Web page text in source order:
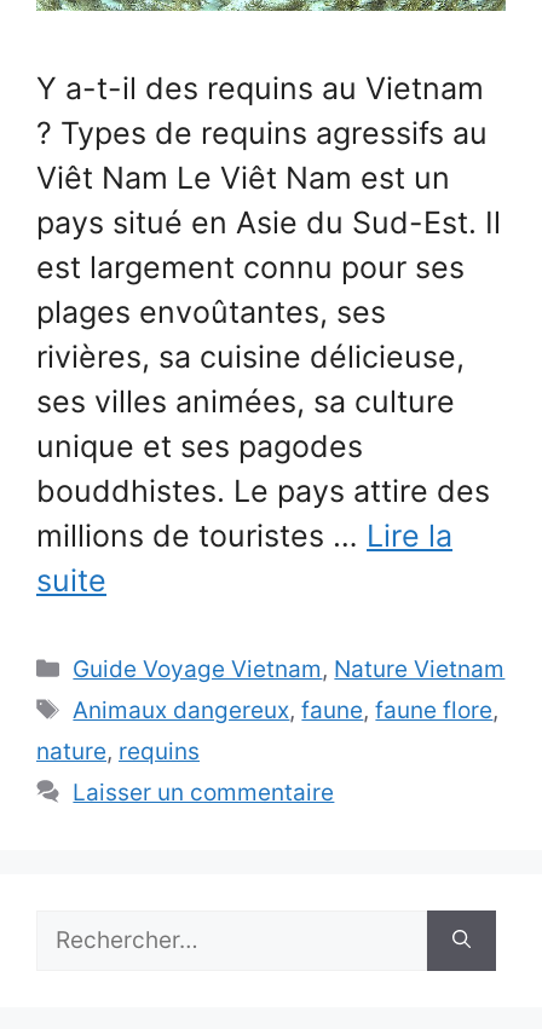
Y a-t-il des requins au Vietnam
? Types de requins agressifs au
Viêt Nam Le Viêt Nam est un
pays situé en Asie du Sud-Est. Il
est largement connu pour ses
plages envoûtantes, ses
rivières, sa cuisine délicieuse,
ses villes animées, sa culture
unique et ses pagodes
bouddhistes. Le pays attire des
millions de touristes … Lire la
suite
Catégories
Guide Voyage Vietnam, Nature Vietnam
Étiquettes
Animaux dangereux,faune,faune flore,
nature, requins
Laisser un commentaire
Rechercher :